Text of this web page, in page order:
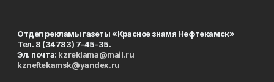
Отдел рекламы газеты «Красное знамя Нефтекамск»
Тел. 8 (34783) 7-45-35.
Эл. почта: kzreklama@mail.ru
kzneftekamsk@yandex.ru